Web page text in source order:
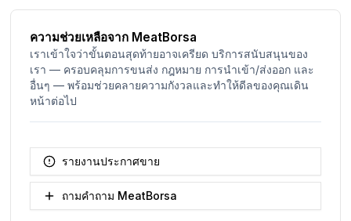
ความช่วยเหลือจาก MeatBorsa
เราเข้าใจว่าขั้นตอนสุดท้ายอาจเครียด บริการสนับสนุนของ
เรา — ครอบคลุมการขนส่ง กฎหมาย การนำเข้า/ส่งออก และ
อื่นๆ — พร้อมช่วยคลายความกังวลและทำให้ดีลของคุณเดิน
หน้าต่อไป
รายงานประกาศขาย
ถามคำถาม MeatBorsa